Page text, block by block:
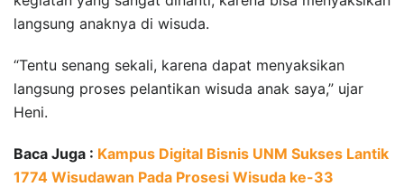
langsung anaknya di wisuda.
“Tentu senang sekali, karena dapat menyaksikan
langsung proses pelantikan wisuda anak saya,” ujar
Heni.
Baca Juga : Kampus Digital Bisnis UNM Sukses Lantik
1774 Wisudawan Pada Prosesi Wisuda ke-33